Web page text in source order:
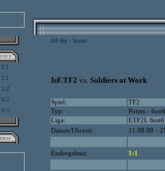
2:1
2:1
1:2
0:2
0:2
IsF-Hp > Scores
IsF.TF2 vs. Soldiers at Work
Spiel:
TF2
Typ:
Points - 6on6
Liga:
ETF2L
Datum/Uhrzeit:
11.08.08 -
Endergebnis: 1:1